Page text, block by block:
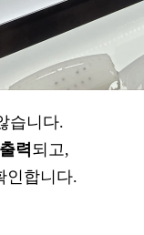
습니다.
력되고,
인합니다.